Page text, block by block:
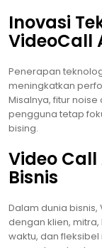
Inovasi
VideoCall
Penerapan
meningkatkan
Misalnya, fitur
pengguna tetap
bising.
Video
Bisnis
Dalam dunia
dengan klien,
waktu, dan